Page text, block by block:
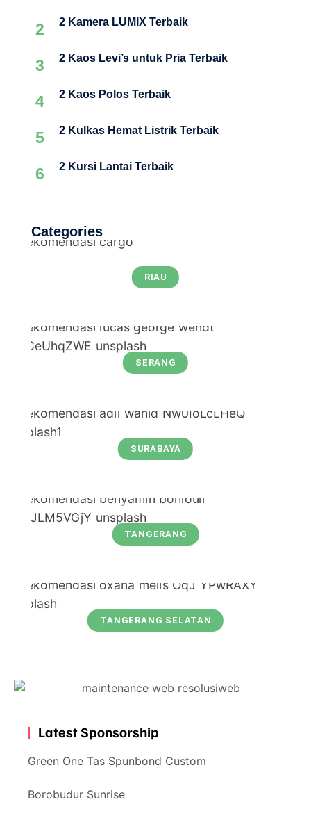
2 2 Kamera LUMIX Terbaik
3 2 Kaos Levi’s untuk Pria Terbaik
4 2 Kaos Polos Terbaik
5 2 Kulkas Hemat Listrik Terbaik
6 2 Kursi Lantai Terbaik
Categories
RIAU
SERANG
SURABAYA
TANGERANG
TANGERANG SELATAN
Latest Sponsorship
Green One Tas Spunbond Custom
Borobudur Sunrise